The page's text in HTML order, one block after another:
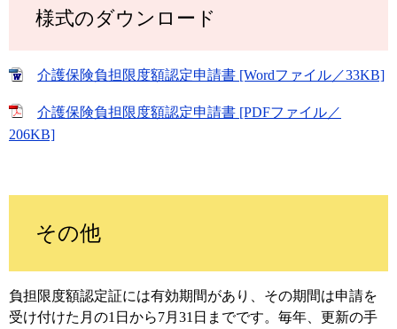
様式のダウンロード
介護保険負担限度額認定申請書 [Wordファイル／33KB]
介護保険負担限度額認定申請書 [PDFファイル／
206KB]
その他
負担限度額認定証には有効期間があり、その期間は申請を
受け付けた月の1日から7月31日までです。毎年、更新の手